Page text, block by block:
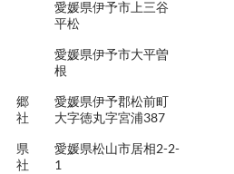
愛媛県伊予市上三谷
平松
愛媛県伊予市大平曽
根
郷
社
愛媛県伊予郡松前町
大字徳丸字宮浦387
県
社
愛媛県松山市居相2-2-
1